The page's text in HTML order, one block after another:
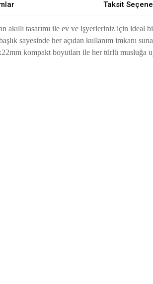
Taksit
akıllı tasarımı ile ev ve işyerleriniz için
sayesinde her açıdan kullanım imkanı
kompakt boyutları ile her türlü musluğa